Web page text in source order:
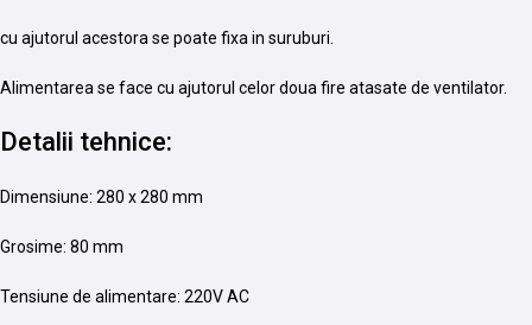
cu ajutorul acestora se poate fixa in suruburi.
Alimentarea se face cu ajutorul celor doua fire atasate de ventilator.
Detalii tehnice:
Dimensiune: 280 x 280 mm
Grosime: 80 mm
Tensiune de alimentare: 220V AC